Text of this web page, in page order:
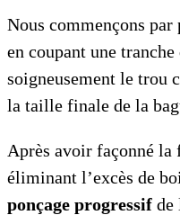
Nous commençons par
en coupant une
soigneusement le trou
la taille finale de la
Après avoir façonné la
éliminant l’excès de
ponçage progressif de